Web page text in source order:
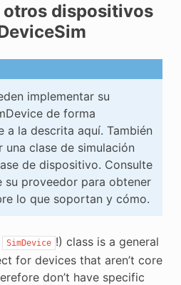
dispositivos
implementar su
de forma
a la descrita aquí. También
clase de simulación
de dispositivo. Consulte
su proveedor para obtener
lo que soportan y cómo.
SimDevice !) class is a general
for devices that aren’t core
don’t have specific